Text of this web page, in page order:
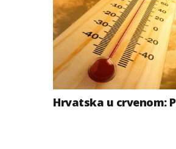
Hrvatska u crvenom: